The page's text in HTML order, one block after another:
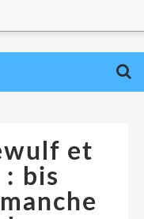
et
: bis